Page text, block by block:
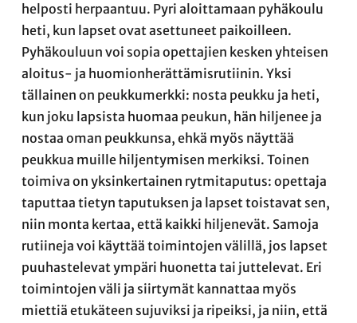
helposti herpaantuu. Pyri aloittamaan pyhäkoulu
heti, kun lapset ovat asettuneet paikoilleen.
Pyhäkouluun voi sopia opettajien kesken yhteisen
aloitus- ja huomionherättämisrutiinin. Yksi
tällainen on peukkumerkki: nosta peukku ja heti,
kun joku lapsista huomaa peukun, hän hiljenee ja
nostaa oman peukkunsa, ehkä myös näyttää
peukkua muille hiljentymisen merkiksi. Toinen
toimiva on yksinkertainen rytmitaputus: opettaja
taputtaa tietyn taputuksen ja lapset toistavat sen,
niin monta kertaa, että kaikki hiljenevät. Samoja
rutiineja voi käyttää toimintojen välillä, jos lapset
puuhastelevat ympäri huonetta tai juttelevat. Eri
toimintojen väli ja siirtymät kannattaa myös
miettiä etukäteen sujuviksi ja ripeiksi, ja niin, että